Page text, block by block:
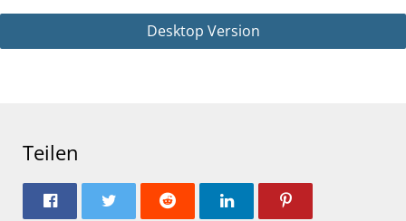
Desktop Version
Teilen